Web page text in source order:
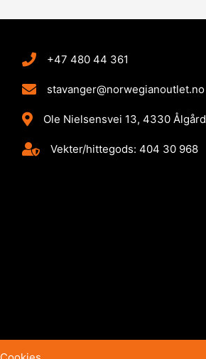
+47 480 44 361
stavanger@norwegianoutlet.no
Ole Nielsensvei 13, 4330 Ålgård
Vekter/hittegods: 404 30 968